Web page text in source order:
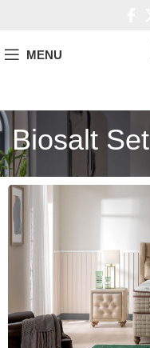
MENU
Biosalt Set